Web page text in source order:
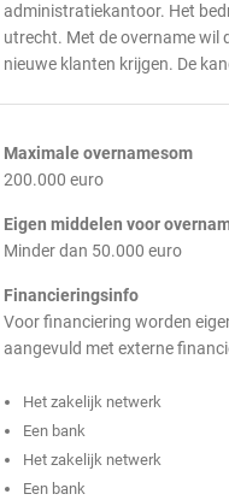
administratiekantoor. Het
utrecht. Met de overname wil
nieuwe klanten krijgen. De
Maximale overnamesom
200.000 euro
Eigen middelen voor
Minder dan 50.000 euro
Financieringsinfo
Voor financiering worden
aangevuld met externe
Het zakelijk netwerk
Een bank
Het zakelijk netwerk
Een bank